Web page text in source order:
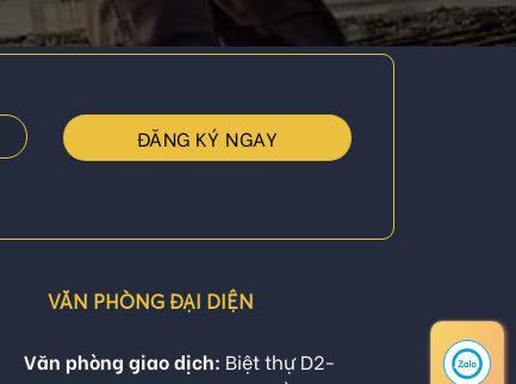
VĂN PHÒNG ĐẠI DIỆN
Văn phòng giao dịch: Biệt thự D2-